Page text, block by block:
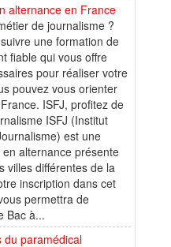
alternance en France
de journalisme ?
une formation de
fiable qui vous offre
pour réaliser votre
pouvez vous orienter
ISFJ, profitez de
ISFJ (Institut
est une
alternance présente
villes différentes de la
inscription dans cet
permettra de
Bac à...
du paramédical